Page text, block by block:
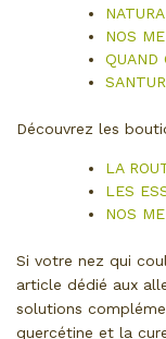
NOS
QUAND
Découvrez les
LA
LES
NOS
Si votre nez qui
article dédié aux
solutions
quercétine et la